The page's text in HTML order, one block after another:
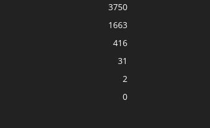
3750
1663
416
31
2
0